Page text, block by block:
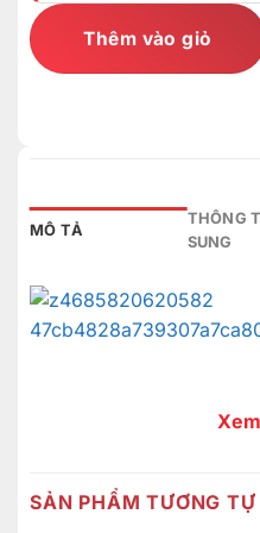
Thêm vào giỏ
MÔ TẢ
THÔNG
SUNG
SẢN PHẨM TƯƠNG TỰ